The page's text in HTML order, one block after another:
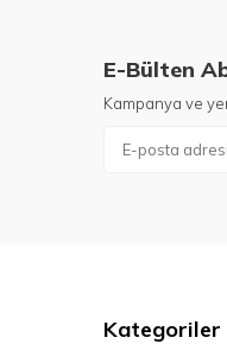
E-Bülten
Kampanya ve
Kategoriler